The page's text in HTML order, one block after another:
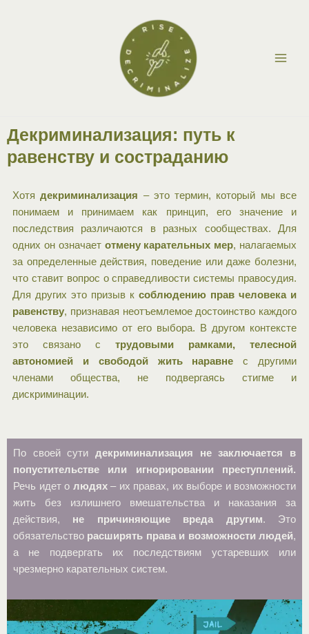
Декриминализация: путь к
равенству и состраданию
Хотядекриминализация – это термин, который мы все
понимаем и принимаем как принцип, его значение и
последствия различаются в разных сообществах. Для
одних он означает отмену карательных мер, налагаемых
за определенные действия, поведение или даже болезни,
что ставит вопрос о справедливости системы правосудия.
Для других это призыв к соблюдению прав человека и
равенству, признавая неотъемлемое достоинство каждого
человека независимо от его выбора. В другом контексте
это связано с трудовыми рамками, телесной
автономией и свободой жить наравнес другими
членами общества, не подвергаясь стигме и
дискриминации.
По своей сути декриминализация не заключается в
попустительстве или игнорировании преступлений.
Речь идет о людях – их правах, их выборе и возможности
жить без излишнего вмешательства и наказания за
действия, не причиняющие вреда другим. Это
обязательство расширять права и возможности людей,
а не подвергать их последствиям устаревших или
чрезмерно карательных систем.